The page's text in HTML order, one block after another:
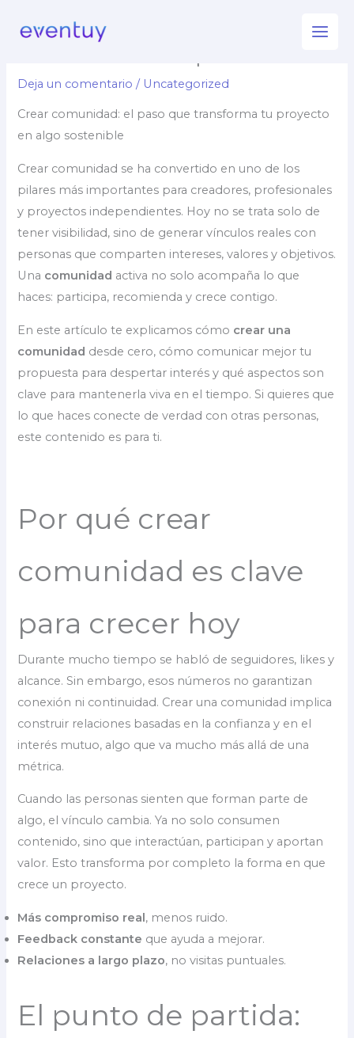
Cómo crear una comunidad
Deja un comentario / Uncategorized
Crear comunidad: el paso que transforma tu proyecto
en algo sostenible
Crear comunidad se ha convertido en uno de los
pilares más importantes para creadores, profesionales
y proyectos independientes. Hoy no se trata solo de
tener visibilidad, sino de generar vínculos reales con
personas que comparten intereses, valores y objetivos.
Una comunidad activa no solo acompaña lo que
haces: participa, recomienda y crece contigo.
En este artículo te explicamos cómo crear una
comunidad desde cero, cómo comunicar mejor tu
propuesta para despertar interés y qué aspectos son
clave para mantenerla viva en el tiempo. Si quieres que
lo que haces conecte de verdad con otras personas,
este contenido es para ti.
Por qué crear
comunidad es clave
para crecer hoy
Durante mucho tiempo se habló de seguidores, likes y
alcance. Sin embargo, esos números no garantizan
conexión ni continuidad. Crear una comunidad implica
construir relaciones basadas en la confianza y en el
interés mutuo, algo que va mucho más allá de una
métrica.
Cuando las personas sienten que forman parte de
algo, el vínculo cambia. Ya no solo consumen
contenido, sino que interactúan, participan y aportan
valor. Esto transforma por completo la forma en que
crece un proyecto.
Más compromiso real, menos ruido.
Feedback constante que ayuda a mejorar.
Relaciones a largo plazo, no visitas puntuales.
El punto de partida: